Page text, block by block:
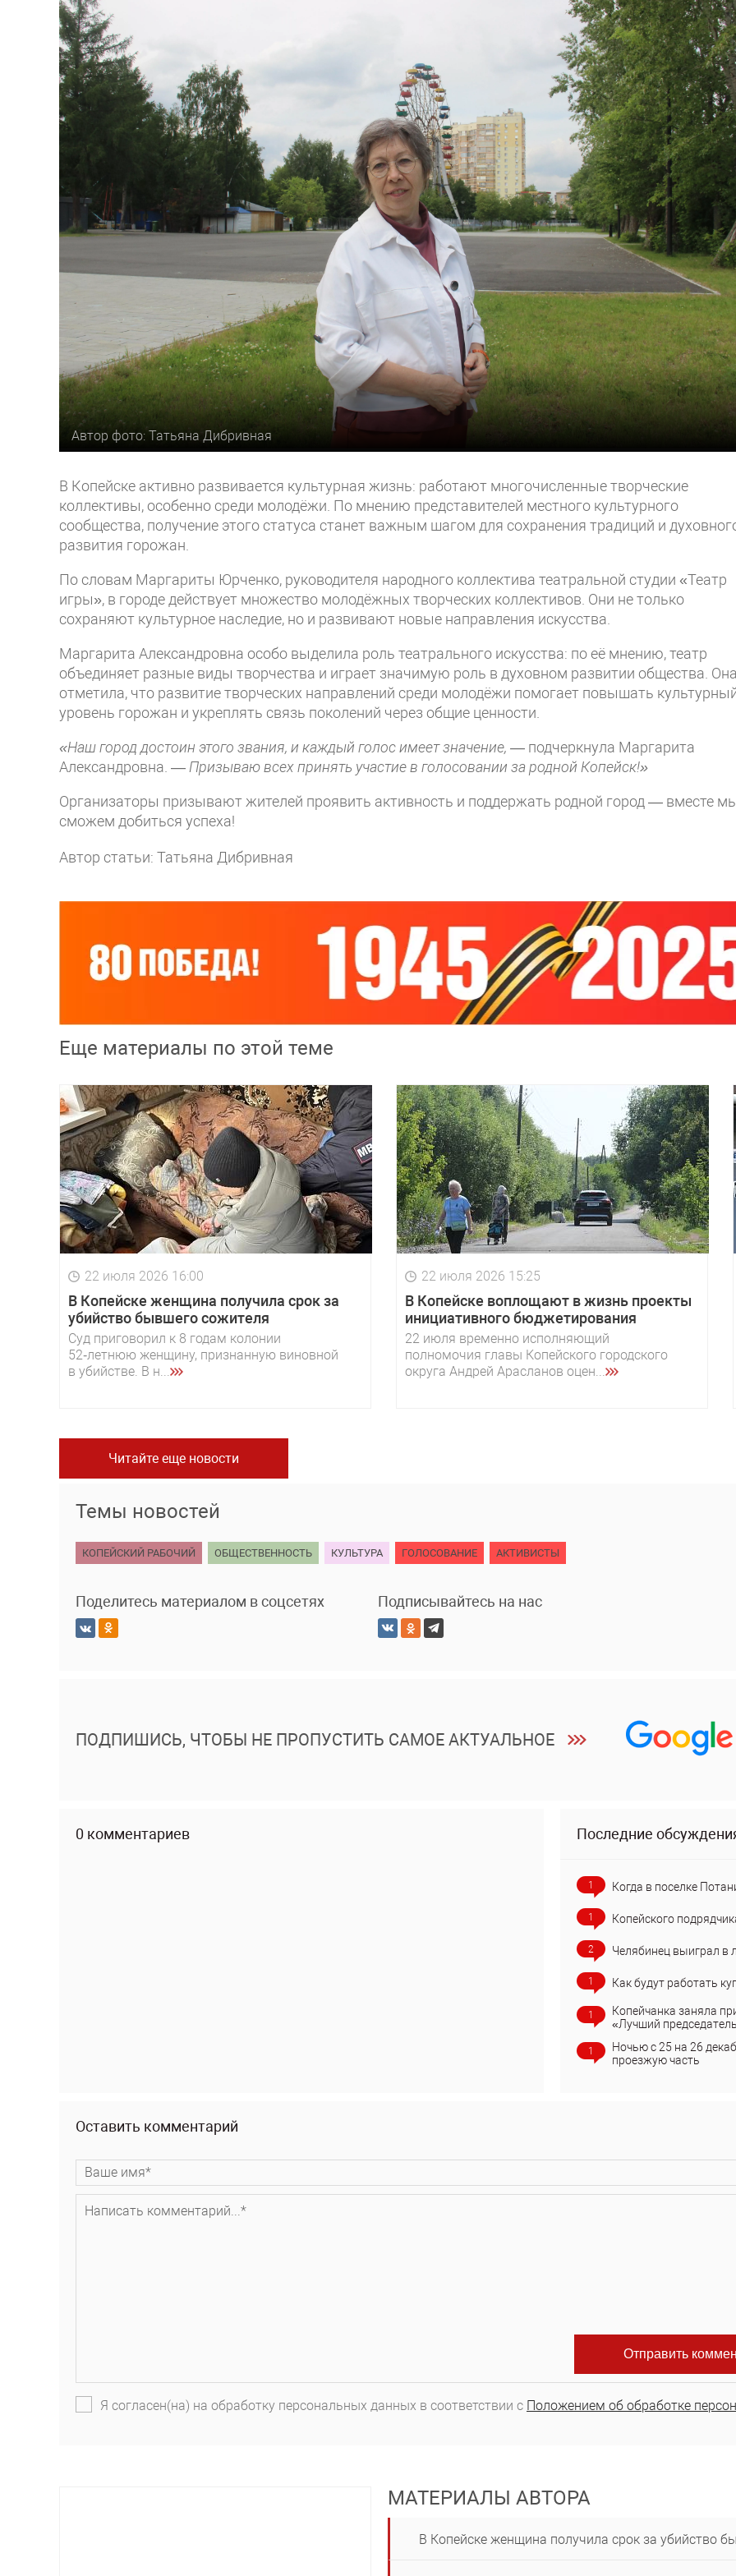
Автор фото: Татьяна Дибривная
В Копейске активно развивается культурная жизнь: работают многочисленные творческие
коллективы, особенно среди молодёжи. По мнению представителей местного культурного
сообщества, получение этого статуса станет важным шагом для сохранения традиций и
развития горожан.
По словам Маргариты Юрченко, руководителя народного коллектива театральной студии «Театр
игры», в городе действует множество молодёжных творческих коллективов. Они не только
сохраняют культурное наследие, но и развивают новые направления искусства.
Маргарита Александровна особо выделила роль театрального искусства: по её мнению, театр
объединяет разные виды творчества и играет значимую роль в духовном развитии общества.
отметила, что развитие творческих направлений среди молодёжи помогает повышать
уровень горожан и укреплять связь поколений через общие ценности.
«Наш город достоин этого звания, и каждый голос имеет значение, — подчеркнула Маргарита
Александровна. — Призываю всех принять участие в голосовании за родной Копейск!»
Организаторы призывают жителей проявить активность и поддержать родной город — вместе
сможем добиться успеха!
Автор статьи: Татьяна Дибривная
Еще материалы по этой теме
22 июля 2026 16:00
В Копейске женщина получила срок за
убийство бывшего сожителя
Суд приговорил к 8 годам колонии
52‑летнюю женщину, признанную виновной
в убийстве. В н...
22 июля 2026 15:25
В Копейске воплощают в жизнь проекты
инициативного бюджетирования
22 июля временно исполняющий
полномочия главы Копейского городского
округа Андрей Арасланов оцен...
Читайте еще новости
Темы новостей
КОПЕЙСКИЙ РАБОЧИЙ ОБЩЕСТВЕННОСТЬ КУЛЬТУРА ГОЛОСОВАНИЕ АКТИВИСТЫ
Поделитесь материалом в соцсетях Подписывайтесь на нас
ПОДПИШИСЬ, ЧТОБЫ НЕ ПРОПУСТИТЬ САМОЕ АКТУАЛЬНОЕ
0 комментариев Последние
1 Когда в поселке
1 Копейского
2 Челябинец выиграл в
1 Как будут работать
1
Копейчанка заняла
«Лучший
1
Ночью с 25 на 26
проезжую часть
Оставить комментарий
Я согласен(на) на обработку персональных данных в соответствии с Положением об обработке
МАТЕРИАЛЫ АВТОРА
В Копейске женщина получила срок за убийство